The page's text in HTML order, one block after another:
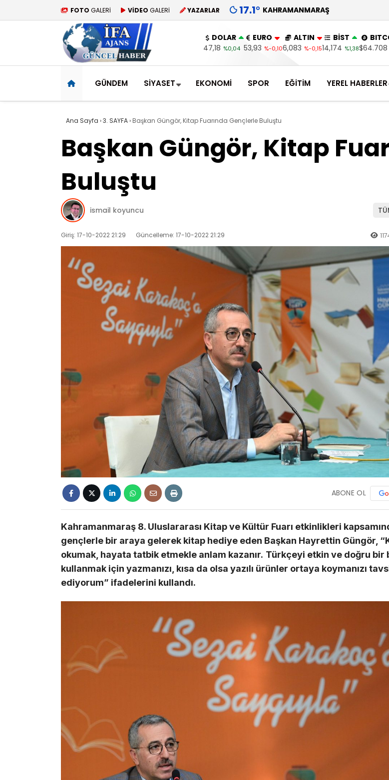
FOTO GALERİ VİDEO GALERİ YAZARLAR 17.1° KAHRAMANMARAŞ
DOLAR
47,18 %0,04
EURO
53,93 %-0,10
ALTIN
6,083 %-0,15
BİST
14,174 %1,38$64.708
GÜNDEM SİYASET EKONOMİ SPOR EĞİTİM YEREL HABERLER
Ana Sayfa ›3. SAYFA› Başkan Güngör, Kitap Fuarında Gençlerle Buluştu
Başkan Güngör, Kitap
Buluştu
ismail koyuncu
Giriş: 17-10-2022 21:29 Güncelleme: 17-10-2022 21:29
ABONE OL
Kahramanmaraş 8. Uluslararası Kitap ve Kültür Fuarı etkinlikleri
gençlerle bir araya gelerek kitap hediye eden Başkan Hayrettin Güngör,
okumak, hayata tatbik etmekle anlam kazanır. Türkçeyi etkin ve doğru bir
kullanmak için yazmanızı, kısa da olsa yazılı ürünler ortaya koymanızı
ediyorum” ifadelerini kullandı.